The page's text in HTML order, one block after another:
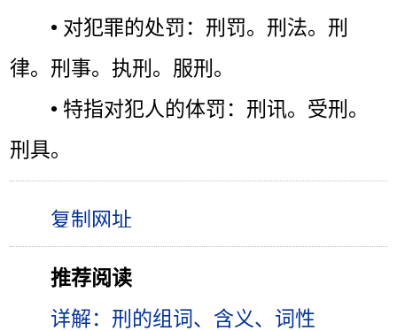
• 对犯罪的处罚：刑罚。刑法。刑
律。刑事。执刑。服刑。
• 特指对犯人的体罚：刑讯。受刑。
刑具。
推荐阅读
详解：刑的组词、含义、词性